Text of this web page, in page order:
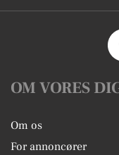
OM VORES
Om os
For annoncører